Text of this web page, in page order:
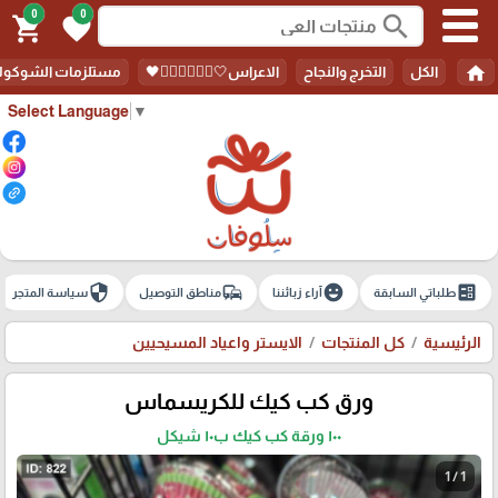
Select Language ▼
search
0
favorite
0
shopping_cart
home الكل التخرج والنجاح الاعراس🤍🤵🏻‍♀️👰🏻‍♀️🖤 مستلزمات
ballotطلباتي السابقة emoji_emotionsآراء زبائننا commuteمناطق التوصيل securityسياسة المتجر
الرئيسية كل المنتجات الايستر واعياد المسيحيين
ورق كب كيك للكريسماس
١٠٠ ورقة كب كيك ب١٠ شيكل
1 / 1